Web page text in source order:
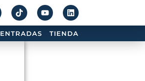
ENTRADAS TIENDA